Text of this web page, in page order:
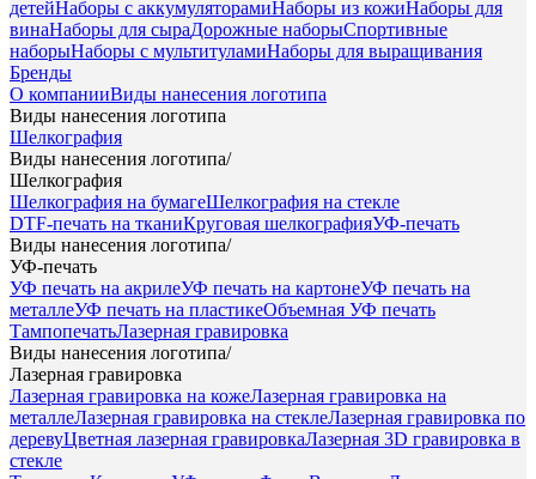
детейНаборы с аккумуляторамиНаборы из кожиНаборы для
винаНаборы для сыраДорожные наборыСпортивные
наборыНаборы с мультитуламиНаборы для выращивания
Бренды
О компанииВиды нанесения логотипа
Виды нанесения логотипа
Шелкография
Виды нанесения логотипа/
Шелкография
Шелкография на бумагеШелкография на стекле
DTF-печать на тканиКруговая шелкографияУФ-печать
Виды нанесения логотипа/
УФ-печать
УФ печать на акрилеУФ печать на картонеУФ печать на
металлеУФ печать на пластикеОбъемная УФ печать
ТампопечатьЛазерная гравировка
Виды нанесения логотипа/
Лазерная гравировка
Лазерная гравировка на кожеЛазерная гравировка на
металлеЛазерная гравировка на стеклеЛазерная гравировка по
деревуЦветная лазерная гравировкаЛазерная 3D гравировка в
стекле